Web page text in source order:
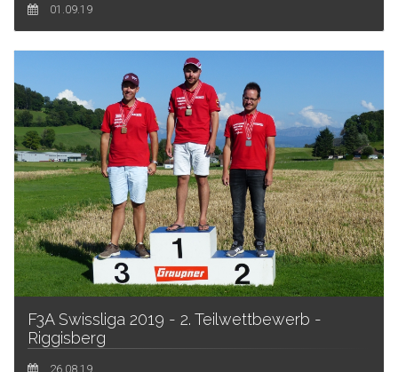
01.09.19
F3A Swissliga 2019 - 2. Teilwettbewerb -
Riggisberg
26.08.19